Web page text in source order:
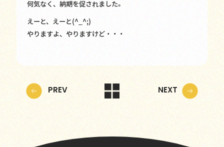
何気なく、納期を促されました。
えーと、えーと(^_^;)
やりますよ、やりますけど・・・
PREV NEXT